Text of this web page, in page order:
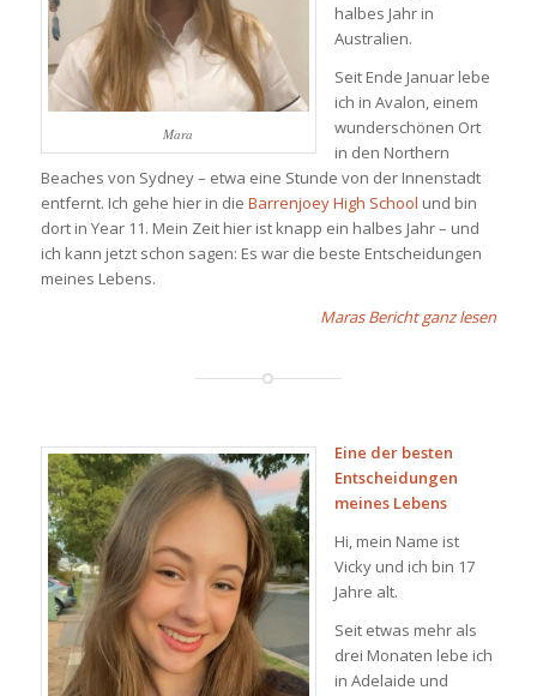
Mara
halbes Jahr in
Australien.
Seit Ende Januar lebe
ich in Avalon, einem
wunderschönen Ort
in den Northern
Beaches von Sydney – etwa eine Stunde von der Innenstadt
entfernt. Ich gehe hier in die Barrenjoey High School und bin
dort in Year 11. Mein Zeit hier ist knapp ein halbes Jahr – und
ich kann jetzt schon sagen: Es war die beste Entscheidungen
meines Lebens.
Maras Bericht ganz lesen
Eine der besten
Entscheidungen
meines Lebens
Hi, mein Name ist
Vicky und ich bin 17
Jahre alt.
Seit etwas mehr als
drei Monaten lebe ich
in Adelaide und